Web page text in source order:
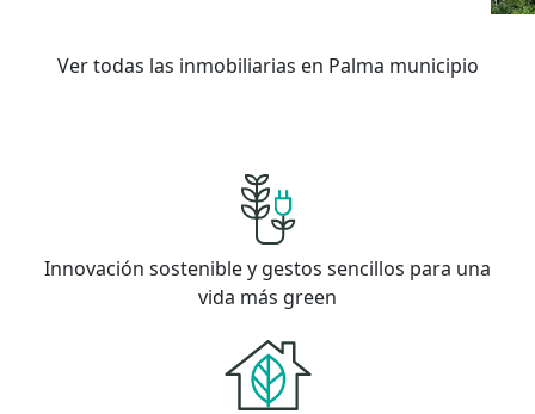
Ver todas las inmobiliarias en Palma municipio
Innovación sostenible y gestos sencillos para una
vida más green